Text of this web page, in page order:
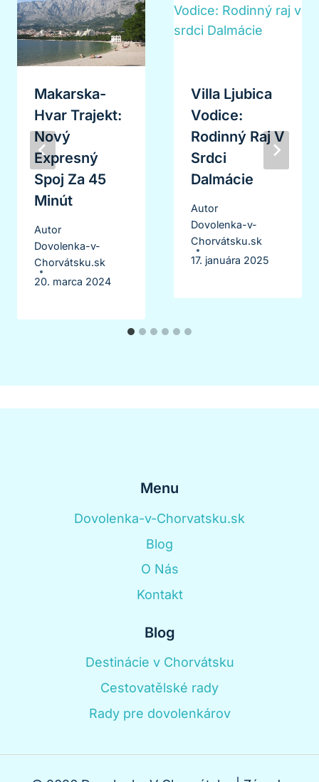
Makarska-
Hvar Trajekt:
Nový
Expresný
Spoj Za 45
Minút
Autor
Dovolenka-v-
Chorvátsku.sk
20. marca 2024
Villa Ljubica
Vodice:
Rodinný Raj V
Srdci
Dalmácie
Autor
Dovolenka-v-
Chorvátsku.sk
17. januára 2025
Menu
Dovolenka-v-Chorvatsku.sk
Blog
O Nás
Kontakt
Blog
Destinácie v Chorvátsku
Cestovatělské rady
Rady pre dovolenkárov